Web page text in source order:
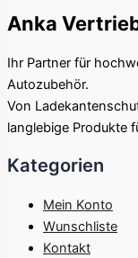
Anka
Ihr Partner für
Autozubehör.
Von
langlebige Produkte
Kategorien
Mein Konto
Wunschliste
Kontakt